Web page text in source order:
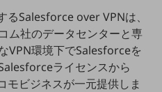
るSalesforce over VPNは、
ム社のデータセンターと専
VPN環境下でSalesforceを
ライセンスから
モビジネスが一元提供しま